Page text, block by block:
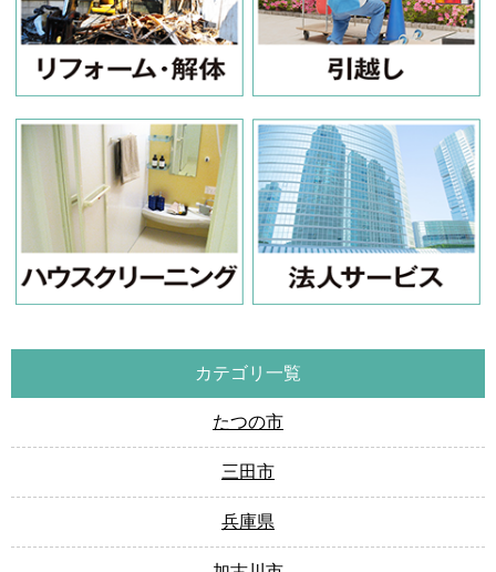
カテゴリ一覧
たつの市
三田市
兵庫県